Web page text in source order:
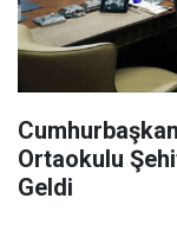
Ortaokulu
Geldi